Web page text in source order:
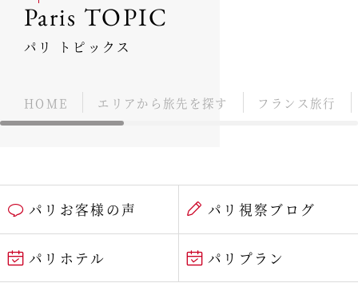
Paris TOPIC
パリ トピックス
HOME エリアから旅先を探す フランス旅行
パリお客様の声 パリ視察ブログ
パリホテル パリプラン